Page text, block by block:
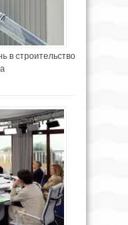
в строительство